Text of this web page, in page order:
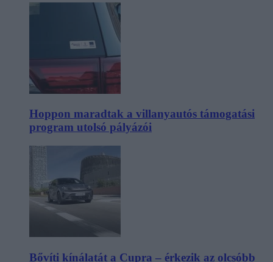
Hoppon maradtak a villanyautós támogatási
program utolsó pályázói
Bővíti kínálatát a Cupra – érkezik az olcsóbb